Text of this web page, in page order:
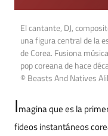
El cantante, DJ,
una figura central de la
de Corea. Fusiona
pop coreana de hace
© Beasts And Natives
Imagina que es la
fideos instantáneos